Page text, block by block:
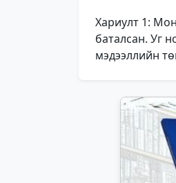
Хариулт 1:
баталсан. Уг
мэдээллийн